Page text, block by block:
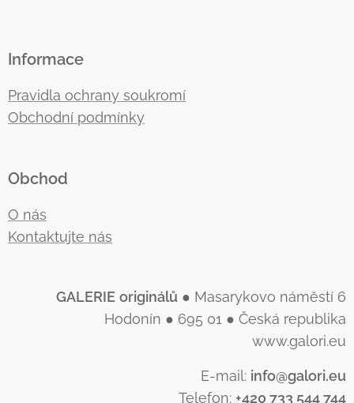
Informace
Pravidla ochrany soukromí
Obchodní podmínky
Obchod
O nás
Kontaktujte nás
GALERIE originálů ● Masarykovo náměstí 6
Hodonín ● 695 01 ● Česká republika
www.galori.eu
E-mail: info@galori.eu
Telefon: +420 733 544 744